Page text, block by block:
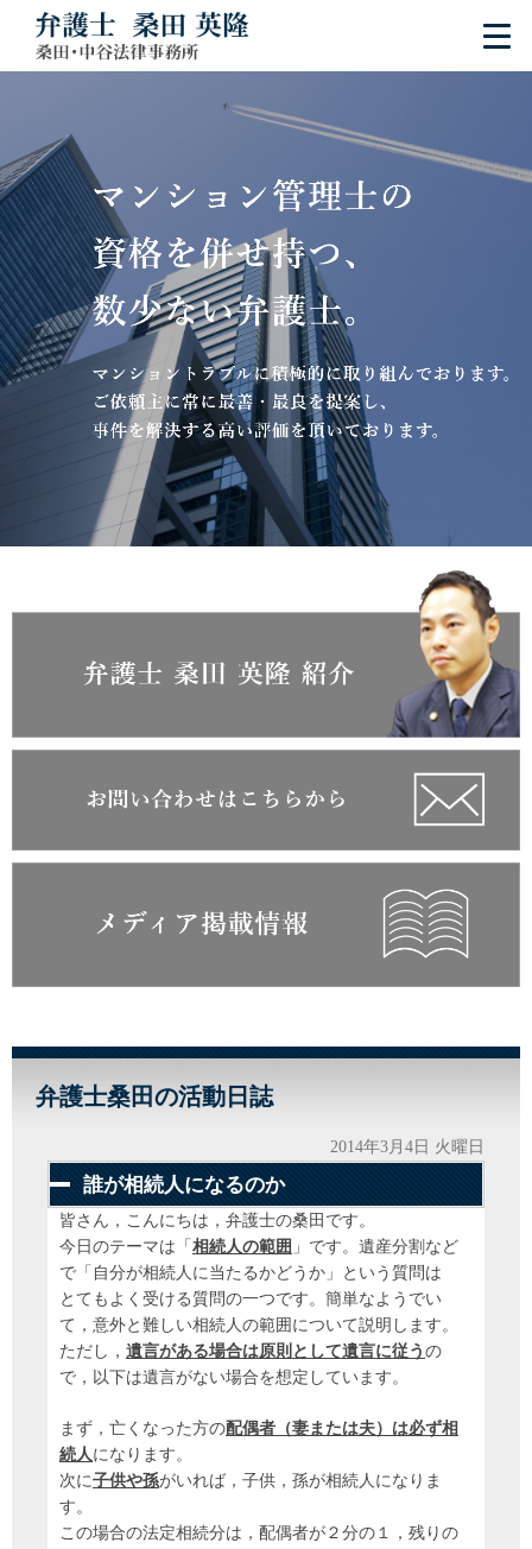
弁護士桑田の活動日誌
2014年3月4日 火曜日
誰が相続人になるのか
皆さん，こんにちは，弁護士の桑田です。
今日のテーマは「 相続人の範囲 」です。遺産分割など
で「自分が相続人に当たるかどうか」という質問は
とてもよく受ける質問の一つです。簡単なようでい
て，意外と難しい相続人の範囲について説明します。
ただし， 遺言がある場合は原則として遺言に従う の
で，以下は遺言がない場合を想定しています。
まず，亡くなった方の配偶者（妻または夫）は必ず相
続人になります。
次に子供や孫がいれば，子供，孫が相続人になりま
す。
この場合の法定相続分は，配偶者が２分の１，残りの